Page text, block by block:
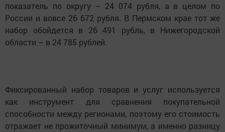
показатель по округу – 24 074 рубля, а в целом по
России и вовсе 26 672 рубля. В Пермском крае тот же
набор обойдется в 26 491 рубль, в Нижегородской
области – в 24 785 рублей.
Фиксированный набор товаров и услуг используется
как инструмент для сравнения покупательной
способности между регионами, поэтому его стоимость
отражает не прожиточный минимум, а именно разницу